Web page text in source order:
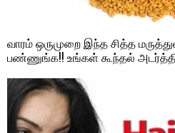
வாரம் ஒருமுறை இந்த சித்த
பண்ணுங்க!! உங்கள் கூந்தல்